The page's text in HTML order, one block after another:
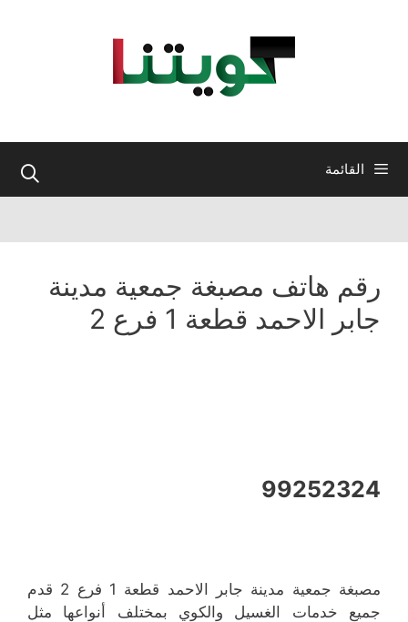
القائمة
رقم هاتف مصبغة جمعية مدينة
جابر الاحمد قطعة 1 فرع 2
99252324
مصبغة جمعية مدينة جابر الاحمد قطعة 1 فرع 2 قدم
جميع خدمات الغسيل والكوي بمختلف أنواعها مثل